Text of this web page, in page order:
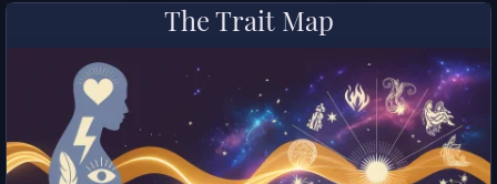
The Trait Map